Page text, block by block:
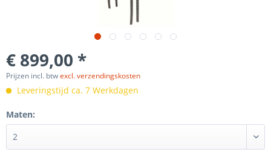
€ 899,00 *
Prijzen incl. btwexcl. verzendingskosten
Leveringstijd ca. 7 Werkdagen
Maten: